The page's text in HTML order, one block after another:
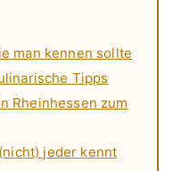
man kennen sollte
Tipps
Rheinhessen zum
jeder kennt